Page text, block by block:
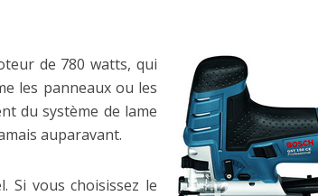
de 780 watts, qui
les panneaux ou les
du système de lame
auparavant.
Si vous choisissez le